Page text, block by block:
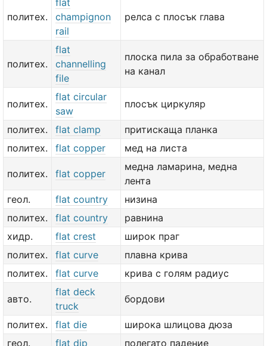
политех.
flat
champignon
rail
релса с плосък глава
политех.
flat
channelling
file
плоска пила за обработване
на канал
политех.
flat circular
saw
плосък циркуляр
политех. flat clamp
притискаща планка
политех.
flat copper мед на листа
политех. flat copper
медна ламарина, медна
лента
геол.
flat country
низина
политех.
flat country
равнина
хидр.
flat crest
широк праг
политех.
flat curve
плавна крива
политех.
flat curve крива с голям радиус
авто.
flat deck
truck
бордови
политех. flat die
широка шлицова дюза
геол.
flat dip
полегато падение